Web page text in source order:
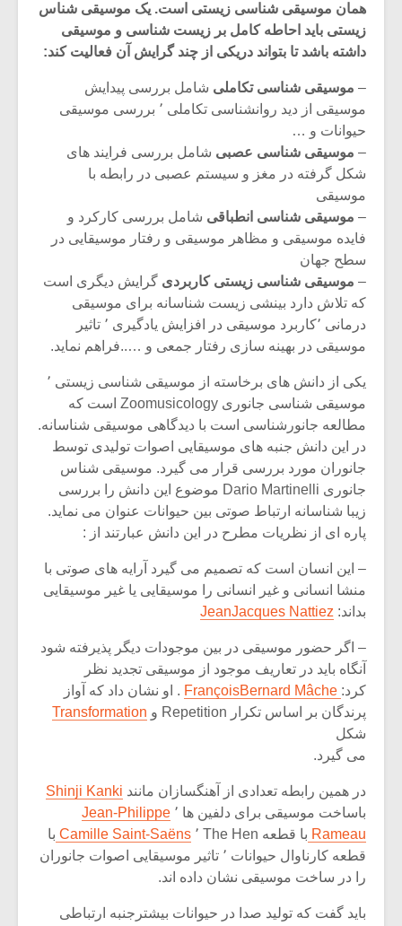
همان موسیقی شناسی زیستی است. یک موسیقی شناس
زیستی باید احاطه کامل بر زیست شناسی و موسیقی
داشته باشد تا بتواند دریکی از چند گرایش آن فعالیت کند:
– موسیقی شناسی تکاملی شامل بررسی پیدایش
موسیقی از دید روانشناسی تکاملی ٬ بررسی موسیقی
حیوانات و …
– موسیقی شناسی عصبی شامل بررسی فرایند های
شکل گرفته در مغز و سیستم عصبی در رابطه با
موسیقی
– موسیقی شناسی انطباقی شامل بررسی کارکرد و
فایده موسیقی و مظاهر موسیقی و رفتار موسیقایی در
سطح جهان
– موسیقی شناسی زیستی کاربردی گرایش دیگری است
که تلاش دارد بینشی زیست شناسانه برای موسیقی
درمانی ٬کاربرد موسیقی در افزایش یادگیری ٬ تاثیر
موسیقی در بهینه سازی رفتار جمعی و …..فراهم نماید.
یکی از دانش های برخاسته از موسیقی شناسی زیستی ٬
موسیقی شناسی جانوری Zoomusicology است که
مطالعه جانورشناسی است با دیدگاهی موسیقی شناسانه.
در این دانش جنبه های موسیقایی اصوات تولیدی توسط
جانوران مورد بررسی قرار می گیرد. موسیقی شناس
جانوری Dario Martinelli موضوع این دانش را بررسی
زیبا شناسانه ارتباط صوتی بین حیوانات عنوان می نماید.
پاره ای از نظریات مطرح در این دانش عبارتند از :
– این انسان است که تصمیم می گیرد آرایه های صوتی با
منشا انسانی و غیر انسانی را موسیقایی یا غیر موسیقایی
بداند: JeanJacques Nattiez
– اگر حضور موسیقی در بین موجودات دیگر پذیرفته شود
آنگاه باید در تعاریف موجود از موسیقی تجدید نظر
کرد:
. او نشان داد که آواز
پرندگان بر اساس تکرار Repetition و
Transformation
شکل
می گیرد.
در همین رابطه تعدادی از آهنگسازان مانند Shinji Kanki
باساخت موسیقی برای دلفین ها ٬
Jean-Philippe
Rameau با قطعه The Hen ٬ Camille Saint-Saëns با
قطعه کارناوال حیوانات ٬ تاثیر موسیقایی اصوات جانوران
را در ساخت موسیقی نشان داده اند.
باید گفت که تولید صدا در حیوانات بیشترجنبه ارتباطی
میکلوش روژا
یادداشتی بر موسیقی
متن فیلم «متری
اگر نمی توانی
بدنام ترین باش
موریس ژار
موسیقی
برگزار